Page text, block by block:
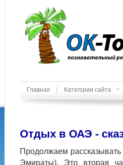
Главная Категории сайта
Отдых в ОАЭ -
Продолжаем
Эмираты). Это вторая